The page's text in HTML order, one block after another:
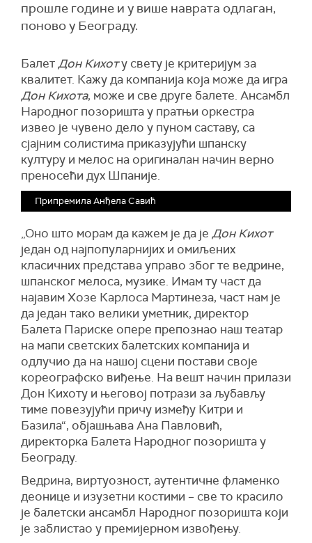
прошле године и у више наврата одлаган,
поново у Београду.
БалетДон Кихоту свету је критеријум за
квалитет. Кажу да компанија која може да игра
Дон Кихота, може и све друге балете. Ансамбл
Народног позоришта у пратњи оркестра
извео је чувено дело у пуном саставу, са
сјајним солистима приказујући шпанску
културу и мелос на оригиналан начин верно
преносећи дух Шпаније.
Припремила Анђела Савић
„Оно што морам да кажем је да је Дон Кихот
један од најпопуларнијих и омиљених
класичних представа управо због те ведрине,
шпанског мелоса, музике. Имам ту част да
најавим Хозе Карлоса Мартинеза, част нам је
да један тако велики уметник, директор
Балета Париске опере препознао наш театар
на мапи светских балетских компанија и
одлучио да на нашој сцени постави своје
кореографско виђење. На вешт начин прилази
Дон Кихоту и његовој потрази за љубављу
тиме повезујући причу између Китри и
Базила“, објашњава Ана Павловић,
директорка Балета Народног позоришта у
Београду.
Ведрина, виртуозност, аутентичне фламенко
деонице и изузетни костими – све то красило
је балетски ансамбл Народног позоришта који
је заблистао у премијерном извођењу.